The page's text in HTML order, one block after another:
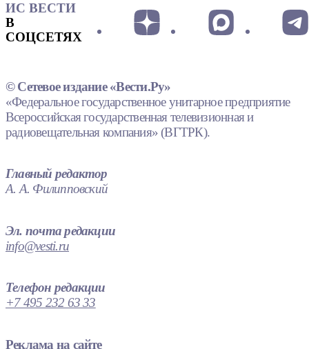
ИС ВЕСТИ
В
СОЦСЕТЯХ
© Сетевое издание «Вести.Ру»
«Федеральное государственное унитарное предприятие
Всероссийская государственная телевизионная и
радиовещательная компания» (ВГТРК).
Главный редактор
А. А. Филипповский
Эл. почта редакции
info@vesti.ru
Телефон редакции
+7 495 232 63 33
Реклама на сайте